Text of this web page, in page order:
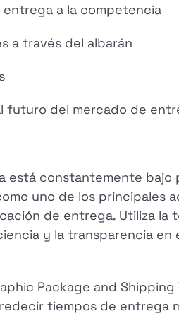
a la competencia
a través del albarán
futuro del mercado de
está constantemente
uno de los
de entrega. Utiliza
y la transparencia
Package and
tiempos de entrega